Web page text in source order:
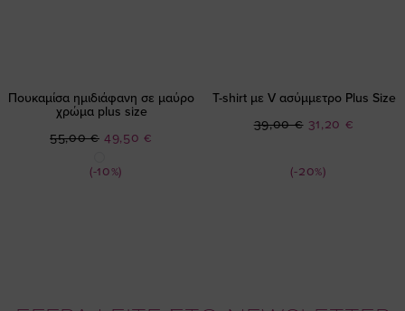
Πουκαμίσα ημιδιάφανη σε μαύρο
χρώμα plus size
(-10%)
Ειδική
49,50 €
55,00 €
T-shirt με V ασύμμετρο Plus Size
(-20%)
Ειδική
31,20 €
39,00 €